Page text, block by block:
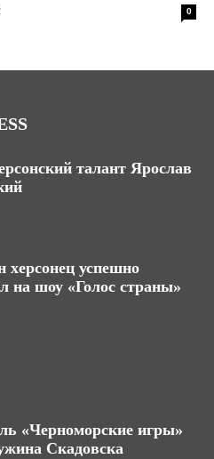
0
талант Ярослав
херсонец успешно
на шоу «Голос страны»
«Черноморские игры»
Скадовска